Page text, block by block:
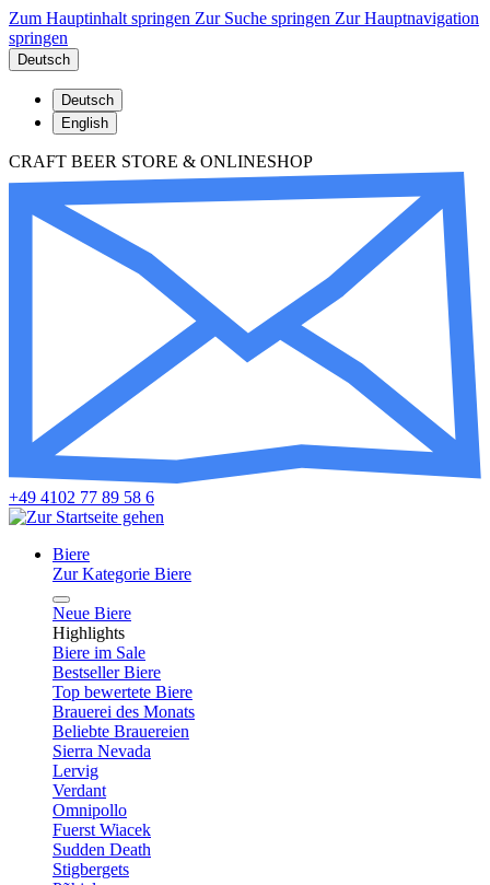
Zum Hauptinhalt springen Zur Suche springen Zur Hauptnavigation
springen
Deutsch
Deutsch
English
CRAFT BEER STORE & ONLINESHOP
+49 4102 77 89 58 6
Biere
Zur Kategorie Biere
Neue Biere
Highlights
Biere im Sale
Bestseller Biere
Top bewertete Biere
Brauerei des Monats
Beliebte Brauereien
Sierra Nevada
Lervig
Verdant
Omnipollo
Fuerst Wiacek
Sudden Death
Stigbergets